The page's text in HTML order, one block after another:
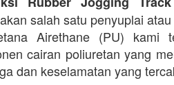
salah satu penyuplai
Airethane (PU)
cairan poliuretan yang
dan keselamatan yang